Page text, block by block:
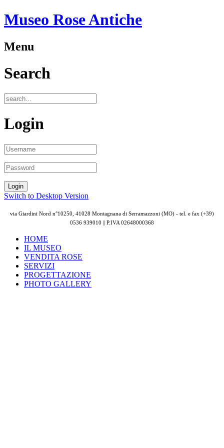
Museo Rose Antiche
Menu
Search
Login
Switch to Desktop Version
via Giardini Nord n°10250, 41028 Montagnana di Serramazzoni (MO) - tel. e fax (+39)
0536 939010 || P.IVA 02648000368
HOME
IL MUSEO
VENDITA ROSE
SERVIZI
PROGETTAZIONE
PHOTO GALLERY